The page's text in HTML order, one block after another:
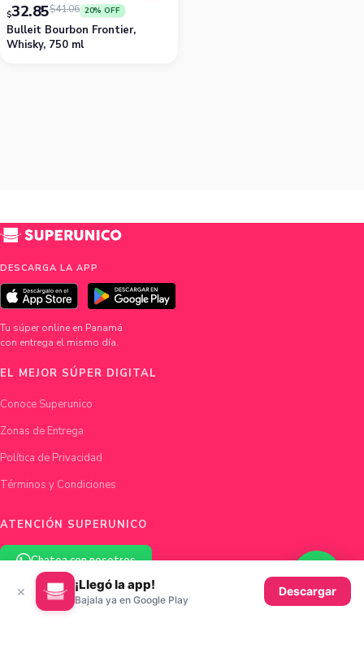
Bulleit Bourbon Frontier,
Whisky, 750 ml
$41.06
$32.85 20% OFF
DESCARGA LA APP
Tu súper online en Panamá
con entrega el mismo día.
EL MEJOR SÚPER DIGITAL
Conoce Superunico
Zonas de Entrega
Política de Privacidad
Términos y Condiciones
ATENCIÓN SUPERUNICO
Chatea con nosotros
hola@superunico.com
× ¡Llegó la app!
Bajala ya en Google Play
Descargar